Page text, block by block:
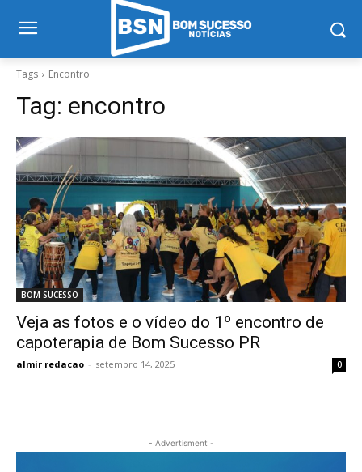
Tags Encontro
Tag: encontro
BOM SUCESSO
Veja as fotos e o vídeo do 1º encontro de
capoterapia de Bom Sucesso PR
almir redacao - setembro 14, 2025 0
- Advertisment -